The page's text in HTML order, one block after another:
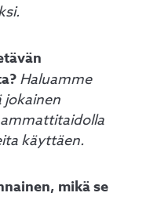
Haluamme
jokainen
käyttäen.
mikä se